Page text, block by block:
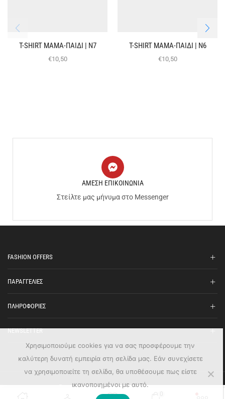
T-SHIRT ΜΑΜΑ-ΠΑΙΔΙ | Ν7
€10,50
T-SHIRT ΜΑΜΑ-ΠΑΙΔΙ | Ν6
€10,50
ΑΜΕΣΗ ΕΠΙΚΟΙΝΩΝΙΑ
Στείλτε μας μήνυμα στο Messenger
FASHION OFFERS
ΠΑΡΑΓΓΕΛΙΕΣ
ΠΛΗΡΟΦΟΡΙΕΣ
NEWSLETTER
Ⓒ Fashion Offers - All Rights Reserved
Χρησιμοποιούμε cookies για να σας προσφέρουμε την
καλύτερη δυνατή εμπειρία στη σελίδα μας. Εάν συνεχίσετε
να χρησιμοποιείτε τη σελίδα, θα υποθέσουμε πως είστε
ικανοποιημένοι με αυτό.